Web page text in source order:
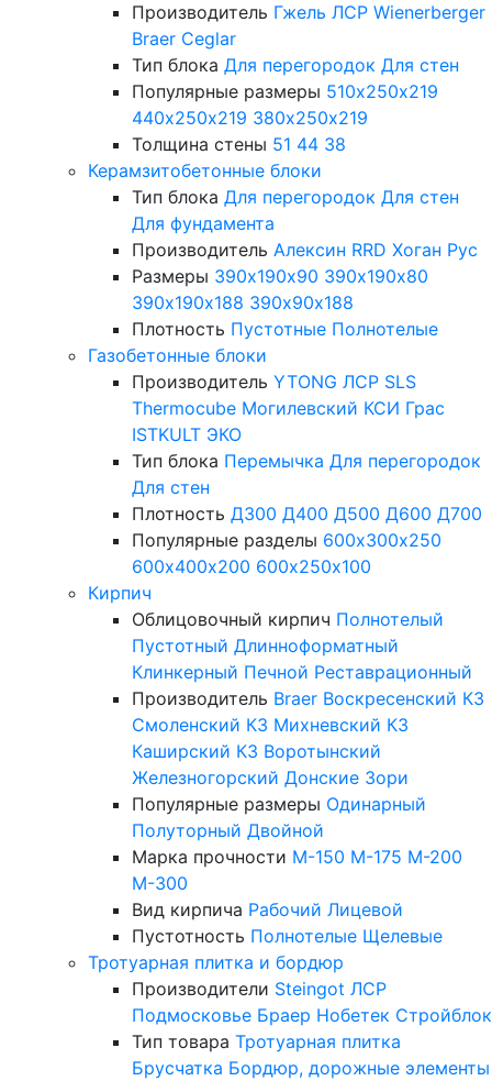
Производитель Гжель ЛСР Wienerberger
Braer Ceglar
Тип блока Для перегородок Для стен
Популярные размеры 510х250х219
440х250х219 380х250х219
Толщина стены 51 44 38
Керамзитобетонные блоки
Тип блока Для перегородок Для стен
Для фундамента
Производитель Алексин RRD Хоган Рус
Размеры 390х190х90 390х190х80
390х190х188 390х90х188
Плотность Пустотные Полнотелые
Газобетонные блоки
Производитель YTONG ЛСР SLS
Thermocube Могилевский КСИ Грас
ISTKULT ЭКО
Тип блока Перемычка Для перегородок
Для стен
Плотность Д300 Д400 Д500 Д600 Д700
Популярные разделы 600х300х250
600х400х200 600х250х100
Кирпич
Облицовочный кирпич Полнотелый
Пустотный Длинноформатный
Клинкерный Печной Реставрационный
Производитель Braer Воскресенский КЗ
Смоленский КЗ Михневский КЗ
Каширский КЗ Воротынский
Железногорский Донские Зори
Популярные размеры Одинарный
Полуторный Двойной
Марка прочности М-150 М-175 М-200
М-300
Вид кирпича Рабочий Лицевой
Пустотность Полнотелые Щелевые
Тротуарная плитка и бордюр
Производители Steingot ЛСР
Подмосковье Браер Нобетек Стройблок
Тип товара Тротуарная плитка
Брусчатка Бордюр, дорожные элементы